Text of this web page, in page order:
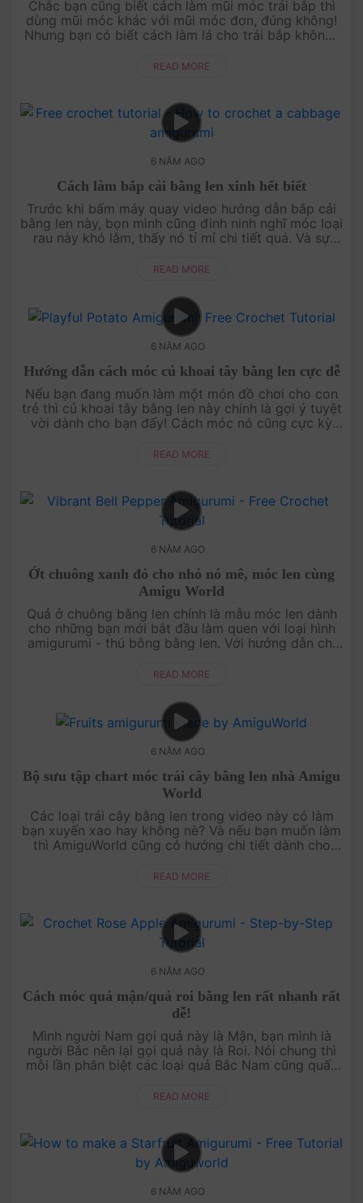
Chắc bạn cũng biết cách làm mũi móc trái bắp thì
dùng mũi móc khác với mũi móc đơn, đúng không!
Nhưng bạn có biết cách làm lá cho trái bắp không?
READ MORE
6 NĂM AGO
Cách làm bắp cải bằng len xinh hết biết
Trước khi bấm máy quay video hướng dẫn bắp cải
bằng len này, bọn mình cũng đinh ninh nghĩ móc loại
rau này khó lắm, thấy nó tỉ mỉ chi tiết quá. Và sự
READ MORE
6 NĂM AGO
Hướng dẫn cách móc củ khoai tây bằng len cực dễ
Nếu bạn đang muốn làm một món đồ chơi cho con
trẻ thì củ khoai tây bằng len này chính là gợi ý tuyệt
vời dành cho bạn đấy! Cách móc nó cũng cực kỳ
giới....
READ MORE
6 NĂM AGO
Ớt chuông xanh đỏ cho nhỏ nó mê, móc len cùng
Amigu World
Quả ở chuông bằng len chính là mẫu móc len dành
cho những bạn mới bắt đầu làm quen với loại hình
amigurumi - thú bông bằng len. Với hướng dẫn chi
READ MORE
6 NĂM AGO
Bộ sưu tập chart móc trái cây bằng len nhà Amigu
World
Các loại trái cây bằng len trong video này có làm
bạn xuyến xao hay không nè? Và nếu bạn muốn làm
thì AmiguWorld cũng có hướng chi tiết dành cho
READ MORE
6 NĂM AGO
Cách móc quả mận/quả roi bằng len rất nhanh rất
dễ!
Mình người Nam gọi quả này là Mận, bạn mình là
người Bắc nên lại gọi quả này là Roi. Nói chung thì
mỗi lần phân biệt các loại quả Bắc Nam cũng quấn
READ MORE
6 NĂM AGO